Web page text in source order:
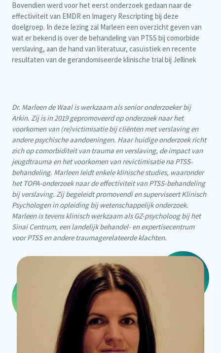
Bovendien werd voor het eerst onderzoek gedaan naar de
effectiviteit van EMDR en Imagery Rescripting bij deze
doelgroep. In deze lezing zal Marleen een overzicht geven van
wat er bekend is over de behandeling van PTSS bij comorbide
verslaving, aan de hand van literatuur, casuïstiek en recente
resultaten van de gerandomiseerde klinische trial bij Jellinek
Dr. Marleen de Waal is werkzaam als senior onderzoeker bij
Arkin. Zij is in 2019 gepromoveerd op onderzoek naar het
voorkomen van (re)victimisatie bij cliënten met verslaving en
andere psychische aandoeningen. Haar huidige onderzoek richt
zich op comorbiditeit van trauma en verslaving, de impact van
jeugdtrauma en het voorkomen van revictimisatie na PTSS-
behandeling. Marleen leidt enkele klinische studies, waaronder
het TOPA-onderzoek naar de effectiviteit van PTSS-behandeling
bij verslaving. Zij begeleidt promovendi en superviseert Klinisch
Psychologen in opleiding bij wetenschappelijk onderzoek.
Marleen is tevens klinisch werkzaam als GZ-psycholoog bij het
Sinai Centrum, een landelijk behandel- en expertisecentrum
voor PTSS en andere traumagerelateerde klachten.